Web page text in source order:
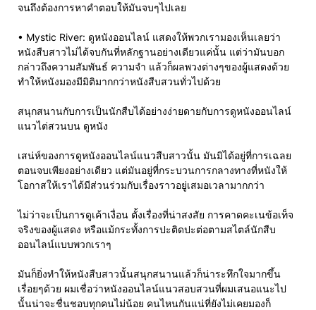
จนถึงต้องการหาคำตอบให้มันจบๆไปเลย
• Mystic River: ดูหนังออนไลน์ แสดงให้พวกเรามองเห็นเลยว่า
หนังสืบสาวไม่ได้จบกันที่หลักฐานอย่างเดียวแค่นั้น แต่ว่ามันบอก
กล่าวถึงความสัมพันธ์ ความจำ แล้วก็ผลพวงต่างๆของผู้แสดงด้วย
ทำให้หนังมองมีมิติมากกว่าหนังสืบสวนทั่วไปด้วย
สนุกสนานกับการเป็นนักสืบได้อย่างง่ายดายกับการดูหนังออนไลน์
แนวไต่สวนบน ดูหนัง
เสน่ห์ของการดูหนังออนไลน์แนวสืบสาวนั้น มันมิได้อยู่ที่การเฉลย
ตอนจบเพียงอย่างเดียว แต่มันอยู่ที่กระบวนการกลางทางที่หนังให้
โอกาสให้เราได้มีส่วนร่วมกับเรื่องราวอยู่เสมอเวลามากกว่า
ไม่ว่าจะเป็นการดูเค้าเงื่อน ตั้งเรื่องที่น่าสงสัย การคาดคะเนข้อเท็จ
จริงของผู้แสดง หรือแม้กระทั้งการปะติดปะต่อตามสไตล์นักสืบ
ออนไลน์แบบพวกเราๆ
มันก็ยิ่งทำให้หนังสืบสาวนั้นสนุกสนานแล้วก็น่าระทึกใจมากขึ้น
เรื่อยๆด้วย ผมเชื่อว่าหนังออนไลน์แนวสอบสวนที่ผมเสนอแนะไป
นั้นน่าจะชื่นชอบทุกคนไม่น้อย คนไหนกันแน่ที่ยังไม่เคยมองก็